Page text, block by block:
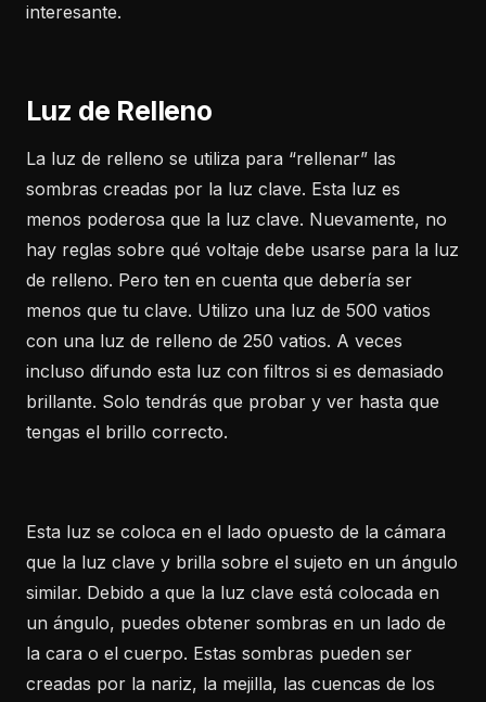
interesante.
Luz de Relleno
La luz de relleno se utiliza para “rellenar” las
sombras creadas por la luz clave. Esta luz es
menos poderosa que la luz clave. Nuevamente, no
hay reglas sobre qué voltaje debe usarse para la luz
de relleno. Pero ten en cuenta que debería ser
menos que tu clave. Utilizo una luz de 500 vatios
con una luz de relleno de 250 vatios. A veces
incluso difundo esta luz con filtros si es demasiado
brillante. Solo tendrás que probar y ver hasta que
tengas el brillo correcto.
Esta luz se coloca en el lado opuesto de la cámara
que la luz clave y brilla sobre el sujeto en un ángulo
similar. Debido a que la luz clave está colocada en
un ángulo, puedes obtener sombras en un lado de
la cara o el cuerpo. Estas sombras pueden ser
creadas por la nariz, la mejilla, las cuencas de los